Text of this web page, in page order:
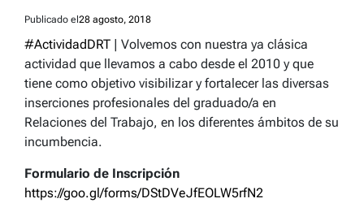
Publicado el 28 agosto, 2018
#ActividadDRT | Volvemos con nuestra ya clásica
actividad que llevamos a cabo desde el 2010 y que
tiene como objetivo visibilizar y fortalecer las diversas
inserciones profesionales del graduado/a en
Relaciones del Trabajo, en los diferentes ámbitos de su
incumbencia.
Formulario de Inscripción
https://goo.gl/forms/DStDVeJfEOLW5rfN2